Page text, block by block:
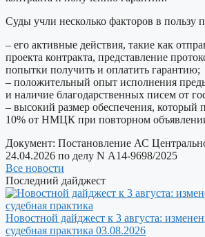
Суды учли несколько факторов в пользу
– его активные действия, такие как
проекта контракта, представление
попытки получить и оплатить гарантию;
– положительный опыт исполнения
и наличие благодарственных писем от
– высокий размер обеспечения, который
10% от НМЦК при повторном
Документ: Постановление АС
24.04.2026 по делу N А14-9698/2025
Все новости
Последний дайджест
Новостной дайджест к 3 августа:
судебная практика 03.08.2026